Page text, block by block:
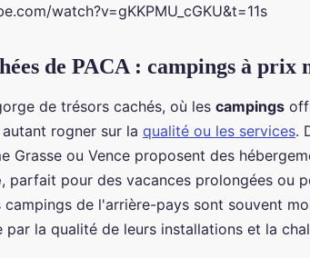
watch?v=gKKPMU_cGKU&t=11s
de PACA : campings à prix
de trésors cachés, où les campings
rogner sur la qualité ou les services.
Grasse ou Vence proposent des
, parfait pour des vacances prolongées ou
de l'arrière-pays sont souvent
par la qualité de leurs installations et la